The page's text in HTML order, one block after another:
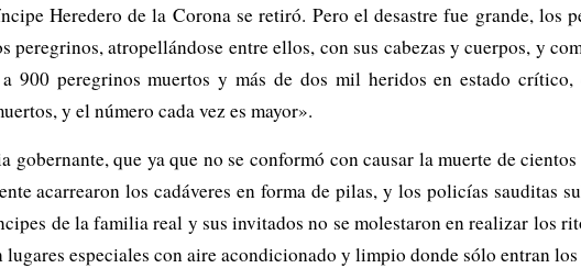
Heredero de la Corona se retiró. Pero el desastre fue grande, los
atropellándose entre ellos, con sus cabezas y cuerpos, y
900 peregrinos muertos y más de dos mil heridos en estado
y el número cada vez es mayor».
que ya que no se conformó con causar la muerte de
acarrearon los cadáveres en forma de pilas, y los policías sauditas
de la familia real y sus invitados no se molestaron en realizar los
especiales con aire acondicionado y limpio donde sólo entran